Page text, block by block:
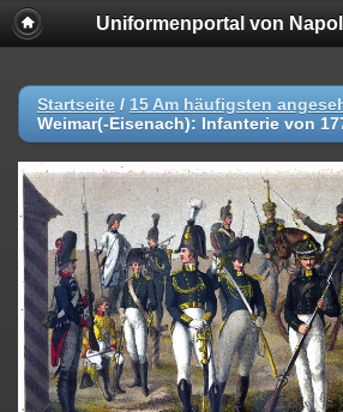
Uniformenportal von
Startseite / 15 Am häufigsten
Weimar(-Eisenach): Infanterie von